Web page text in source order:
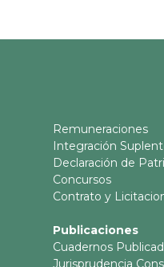
Remuneraciones
Integración
Declaración de
Concursos
Contrato y
Publicaciones
Cuadernos
Jurisprudencia